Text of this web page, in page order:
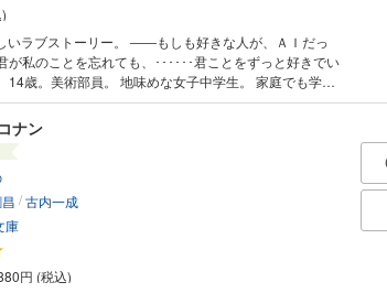
ー。 ――もしも好きな人が、ＡＩだっ
、透明な毎日をすごしていた。 けれど、ちょっと天然で
子、不二木藍が転校してきてから、透明だった透花の
れていく。 なぜなら藍は透花と同じ美術部に入り、
た透花にも、毎日はなしかけてくれるからだ。 藍と毎
だんだんと藍のことが好きになっていくが、ある日、
でほしい、せつなすぎる
ま
ナン
/古内一成
庫
円 (税込)